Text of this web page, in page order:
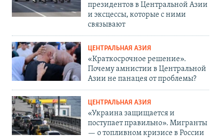
президентов в Центральной Азии
и эксцессы, которые с ними
связывают
ЦЕНТРАЛЬНАЯ АЗИЯ
«Краткосрочное решение».
Почему амнистии в Центральной
Азии не панацея от проблемы?
ЦЕНТРАЛЬНАЯ АЗИЯ
«Украина защищается и
поступает правильно». Мигранты
— о топливном кризисе в России